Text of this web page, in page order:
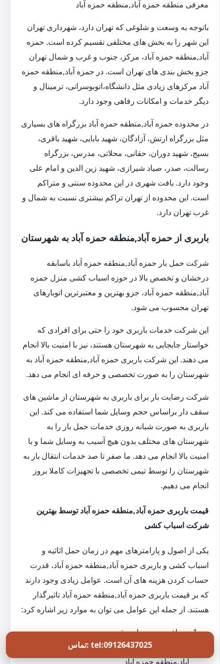
معرفی منطقه حمزه آباد,منطقه حمزه آباد
باتوجه به وسعت و شلوغی که تهران دارد، شهرداری تهران
این شهر را به بخش های مختلفی تقسیم کرده است. حمزه
آباد,منطقه حمزه آباد، مرکز، جنوب و غرب و شمال تهران
جزو بخش بندی های تهران است. در حمزه آباد,منطقه حمزه
آباد مرکزهای زیادی مثل دانشگاه،اتوبوسرانی، ترمینال و
دیگر خدمات و امکانات رفاهی وجود دارد.
در محدوده حمزه آباد,منطقه حمزه آباد بزرگراه های بسیاری
مثل بزرگراه ارتش، آزادگان، شهید بابایی، شهید باقری،
بسیج، شهید دوران، حقانی، محلاتی، مدرس، بزرگراه
رسالت، صدر، صیاد شیرازی، شهید زین الدین و امام علی
وجود دارد. بافت شهری در این محدوده سنتی و متراکم
است. این محدوده از تهران تراکم بیشتری نسبت به شمال و
غرب تهران دارد.
باربری از حمزه آباد,منطقه حمزه آباد به شهرستان
شرکت حمل بار حمزه آباد,منطقه حمزه آباد باسابقه
درخشان و تخصص بالا در حوزه اسباب کشی منزل حمزه
آباد,منطقه حمزه آباد، جزو بهترین و معتبرترین اتوبارهای
تهران محسوب می شود.
این شرکت خدمات باربری خود را حتی برای افرادی که
خواستار جابجایی به شهرستان هستند، نیز با امنیت بالا انجام
می دهند. این شرکت باربری حمزه آباد,منطقه حمزه آباد به
شهرستان را به صورت تخصصی و حرفه ای انجام می دهد.
شرکت رضایت بار برای باربری به شهرستان از ماشین های
سقف دار براساس حجم وسایل شما استفاده می کند. این
باربری به صورت شبانه روزی خدمات حمل بار را به
شهرستان های مختلف بدون هیچ آسیب به وسایل شما و با
امنیت بالا انجام می دهد. ما صفر تا صد خدمات انتقال بار به
شهرستان را توسط تیمی تخصصی با تجهیزات کاملا بروز
انجام می دهیم.
قیمت باربری حمزه آباد,منطقه حمزه آباد توسط بهترین
شرکت اسباب کشی
یکی از اصول و پارامترهای مهم در زمان حمل اثاثیه و
اسباب کشی و باربری حمزه آباد,منطقه حمزه آباد، قدرت
حساب کردن هزینه های آن است. عوامل زیادی وجود دارند
که بر قیمت باربری حمزه آباد,منطقه حمزه آباد تاثیرگذار
هستند. از جمله این عوامل می توان به موارد زیر اشاره کرد:
مسافت بین مبدا و مقصد
تعداد کارگرهای مورد نیاز برای خدمات حمل بار حمزه
آباد,منطقه حمزه آباد
تماس: tel:09126437025